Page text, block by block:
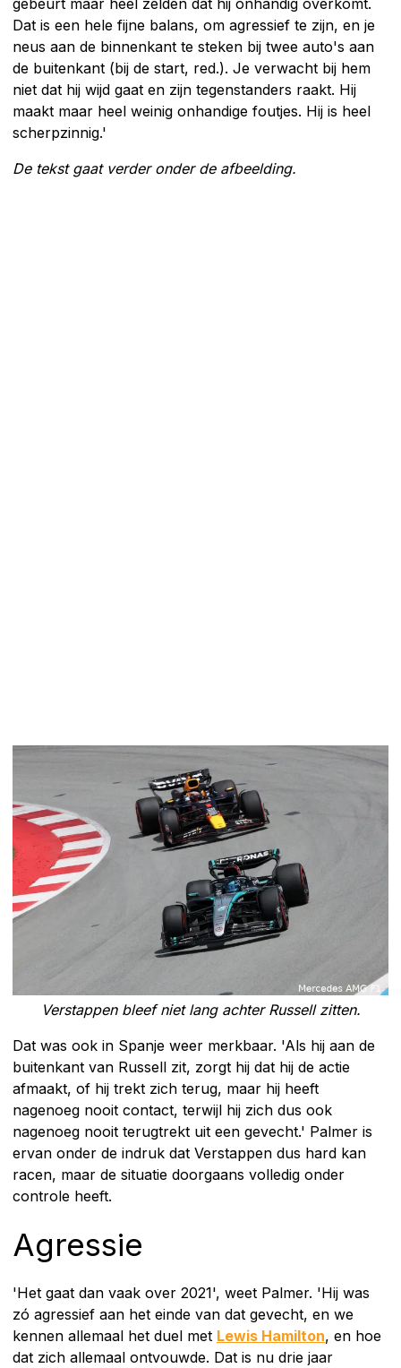
Dat is een hele fijne balans, om agressief te zijn, en je
neus aan de binnenkant te steken bij twee auto's aan
de buitenkant (bij de start, red.). Je verwacht bij hem
niet dat hij wijd gaat en zijn tegenstanders raakt. Hij
maakt maar heel weinig onhandige foutjes. Hij is heel
scherpzinnig.'
De tekst gaat verder onder de afbeelding.
Verstappen bleef niet lang achter Russell zitten.
Dat was ook in Spanje weer merkbaar. 'Als hij aan de
buitenkant van Russell zit, zorgt hij dat hij de actie
afmaakt, of hij trekt zich terug, maar hij heeft
nagenoeg nooit contact, terwijl hij zich dus ook
nagenoeg nooit terugtrekt uit een gevecht.' Palmer is
ervan onder de indruk dat Verstappen dus hard kan
racen, maar de situatie doorgaans volledig onder
controle heeft.
Agressie
'Het gaat dan vaak over 2021', weet Palmer. 'Hij was
zó agressief aan het einde van dat gevecht, en we
kennen allemaal het duel met Lewis Hamilton, en hoe
dat zich allemaal ontvouwde. Dat is nu drie jaar